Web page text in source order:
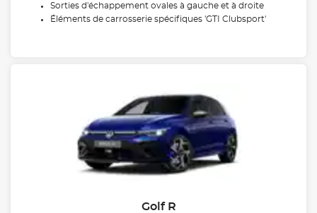
Sorties d'échappement ovales à gauche et à droite
Éléments de carrosserie spécifiques 'GTI Clubsport'
Golf R